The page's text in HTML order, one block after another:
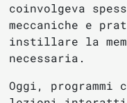
coinvolgeva
meccaniche e
instillare la
necessaria.
Oggi, programmi